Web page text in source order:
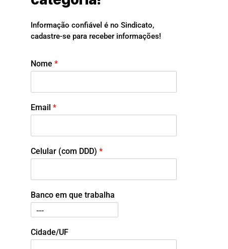
Informação confiável é no Sindicato,
cadastre-se para receber informações!
Nome *
Email *
Celular (com DDD) *
Banco em que trabalha
Cidade/UF